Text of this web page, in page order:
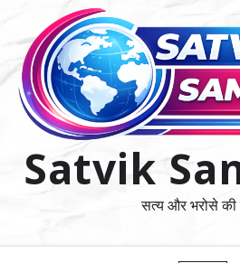
Satvik
सत्य और भरोसे